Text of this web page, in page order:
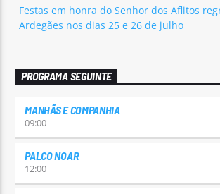
Festas em honra do Senhor dos Aflitos
Ardegães nos dias 25 e 26 de julho
PROGRAMA SEGUINTE
MANHÃS E COMPANHIA
09:00
PALCO NOAR
12:00